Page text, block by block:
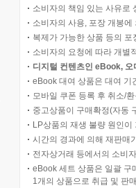
소비자의 책임 있는 사유로
소비자의 사용, 포장 개봉
복제가 가능한 상품 등의
소비자의 요청에 따라 개별
디지털 컨텐츠인 eBook,
eBook 대여 상품은 대여 기
모바일 쿠폰 등록 후 취소/
중고상품이 구매확정(자동
LP상품의 재생 불량 원인
시간의 경과에 의해 재판매
전자상거래 등에서의 소비
eBook 세트 상품은 일괄 구
1개의 상품으로 취급 및 판